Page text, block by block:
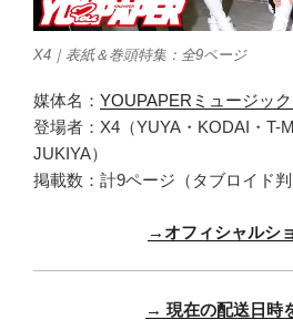
X4｜表紙＆巻頭特集：全9ページ
媒体名： YOUPAPERミュージック
登場者：X4（YUYA・KODAI・T-
JUKIYA）
掲載数：計9ページ（タブロイド判
→オフィシャルシ
→ 現在の配送日時